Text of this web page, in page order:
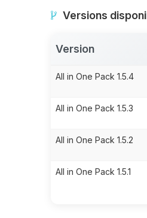
Versions
Version
All in One Pack 1.5.4
All in One Pack 1.5.3
All in One Pack 1.5.2
All in One Pack 1.5.1